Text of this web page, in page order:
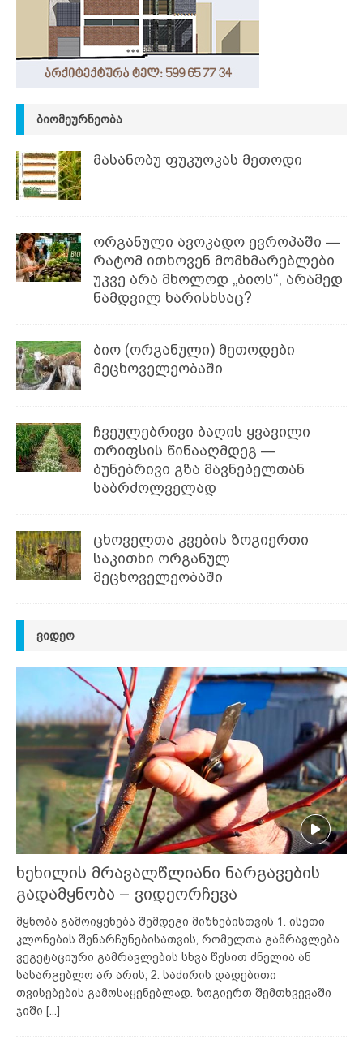
ᲑᲘᲝᲛᲔᲣᲠᲜᲔᲝᲑᲐ
მასანობუ ფუკუოკას მეთოდი
ორგანული ავოკადო ევროპაში —
რატომ ითხოვენ მომხმარებლები
უკვე არა მხოლოდ „ბიოს“, არამედ
ნამდვილ ხარისხსაც?
ბიო (ორგანული) მეთოდები
მეცხოველეობაში
ჩვეულებრივი ბაღის ყვავილი
თრიფსის წინააღმდეგ —
ბუნებრივი გზა მავნებელთან
საბრძოლველად
ცხოველთა კვების ზოგიერთი
საკითხი ორგანულ
მეცხოველეობაში
ᲕᲘᲓᲔᲝ
ხეხილის მრავალწლიანი ნარგავების
გადამყნობა – ვიდეორჩევა
მყნობა გამოიყენება შემდეგი მიზნებისთვის 1. ისეთი
კლონების შენარჩუნებისათვის, რომელთა გამრავლება
ვეგეტაციური გამრავლების სხვა წესით ძნელია ან
სასარგებლო არ არის; 2. საძირის დადებითი
თვისებების გამოსაყენებლად. ზოგიერთ შემთხვევაში
ჯიში [...]